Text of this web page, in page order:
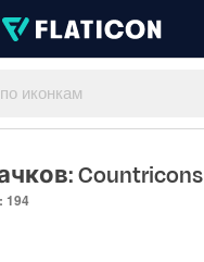
Countricons
194